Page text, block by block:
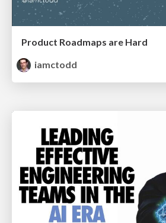
Product Roadmaps are Hard
iamctodd